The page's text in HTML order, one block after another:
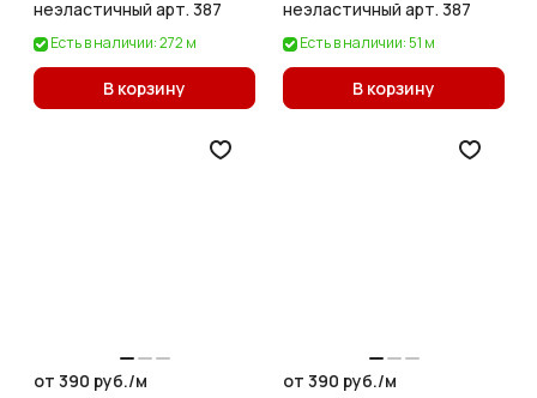
неэластичный арт. 387
Есть в наличии: 272 м
В корзину
неэластичный арт. 387
Есть в наличии: 51 м
В корзину
от 390 руб./м
от 390 руб./м